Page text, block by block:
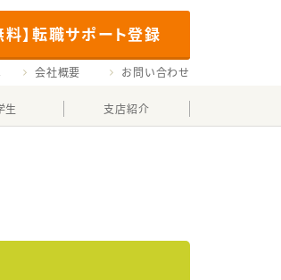
料】転職サポート登録
会社概要 お問い合わせ
生 支店紹介